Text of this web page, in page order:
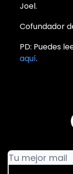
Joel.
Cofundador
PD: Puedes
aquí.